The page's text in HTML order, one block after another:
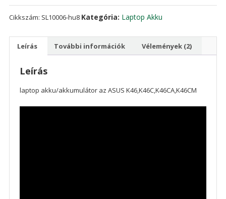
Cikkszám: SL10006-hu8 Kategória: Laptop Akku
Leírás További információk Vélemények (2)
Leírás
laptop akku/akkumulátor az ASUS K46,K46C,K46CA,K46CM